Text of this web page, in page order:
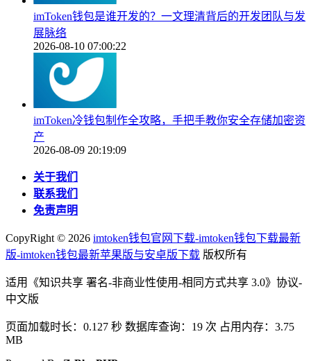
imToken钱包是谁开发的？一文理清背后的开发团队与发
展脉络
2026-08-10 07:00:22
imToken冷钱包制作全攻略，手把手教你安全存储加密资
产
2026-08-09 20:19:09
关于我们
联系我们
免责声明
CopyRight © 2026 imtoken钱包官网下载-imtoken钱包下载最新
版-imtoken钱包最新苹果版与安卓版下载 版权所有
适用《知识共享 署名-非商业性使用-相同方式共享 3.0》协议-
中文版
页面加载时长：0.127 秒 数据库查询：19 次 占用内存：3.75
MB